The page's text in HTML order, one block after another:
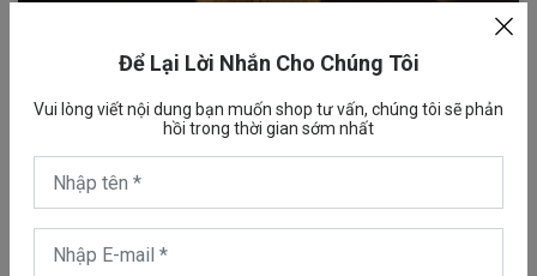
Để Lại Lời Nhắn Cho Chúng Tôi
Vui lòng viết nội dung bạn muốn shop tư vấn, chúng tôi sẽ phản
hồi trong thời gian sớm nhất
Máy duỗi tóc Dyson của bạn đang gặp lỗi, bạn đang tìm địa chỉ
sửa chữa máy duỗi tóc Dyson uy tín, thay thế linh kiện chính
hãng. Đừng lo bài viết bên dưới đây sẽ giải quyết mọi vấn đề